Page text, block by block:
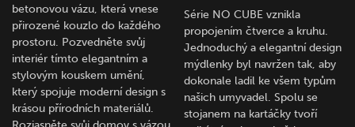
betonovou vázu, která vnese
přirozené kouzlo do každého
prostoru. Pozvedněte svůj
interiér tímto elegantním a
stylovým kouskem umění,
který spojuje moderní design s
krásou přírodních materiálů.
Série NO CUBE vznikla
propojením čtverce a kruhu.
Jednoduchý a elegantní design
mýdlenky byl navržen tak, aby
dokonale ladil ke všem typům
našich umyvadel. Spolu se
stojanem na kartáčky tvoří